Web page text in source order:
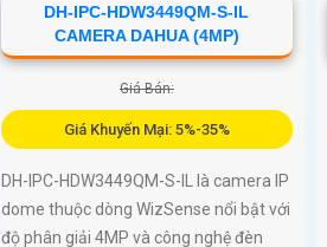
DH-IPC-HDW3449QM-S-IL
CAMERA DAHUA (4MP)
Giá Bán:
Giá Khuyến Mại: 5%-35%
DH-IPC-HDW3449QM-S-IL là camera IP
dome thuộc dòng WizSense nổi bật với
độ phân giải 4MP và công nghệ đèn